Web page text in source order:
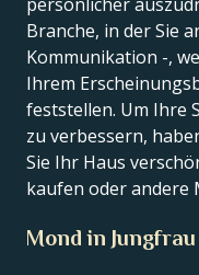
Branche, in der Sie
Kommunikation -,
Ihrem
feststellen. Um Ihre
zu verbessern,
Sie Ihr Haus
kaufen oder andere
Mond in Jungfrau